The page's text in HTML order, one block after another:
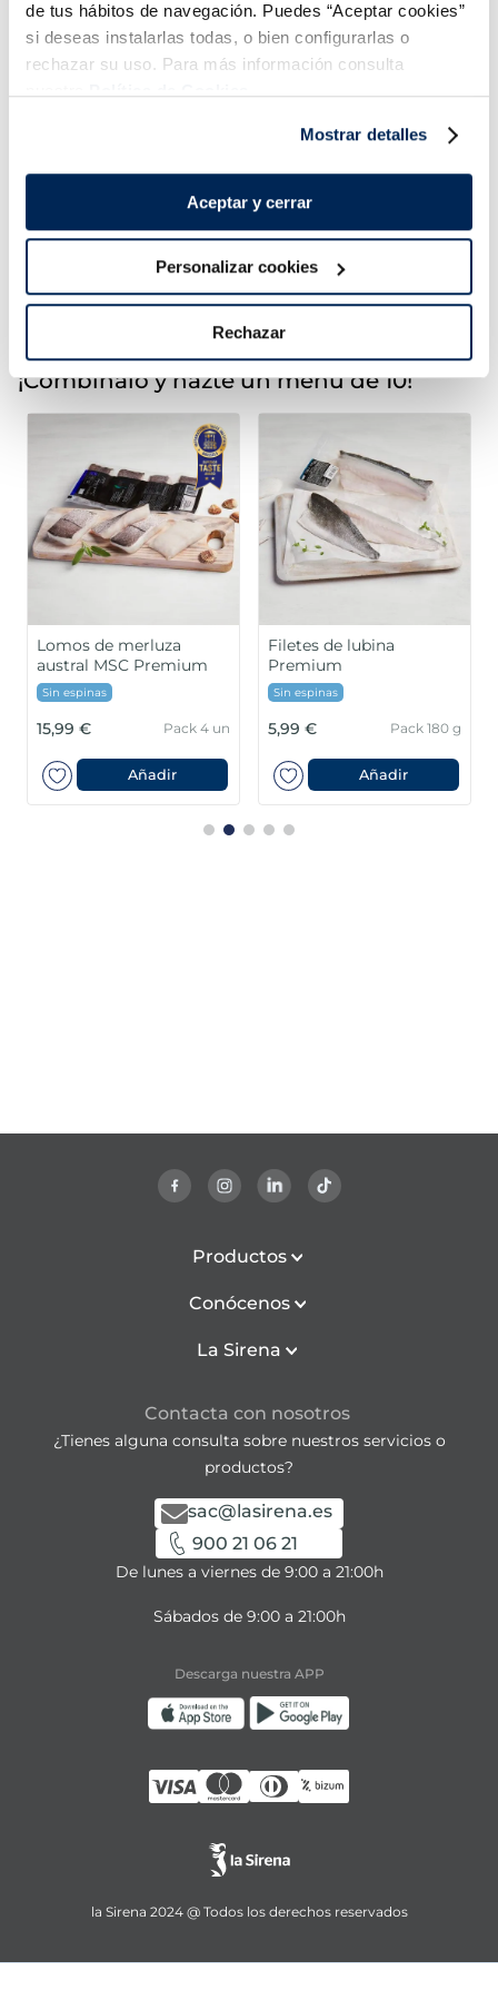
de tus hábitos de navegación. Puedes “Aceptar cookies”
si deseas instalarlas todas, o bien configurarlas o
rechazar su uso. Para más información consulta
Mostrar detalles
Aceptar y cerrar
Personalizar cookies
Rechazar
Añadir
4,99 €
COMBINABLE
Caja 5 u 525 ml
Añadir
¡Combínalo y hazte un menú de 10!
Lomos de merluza
austral MSC Premium
Sin espinas
15,99 € Pack 4 un
Añadir
Filetes de lubina
Premium
Sin espinas
5,99 € Pack 180 g
Añadir
Productos
Conócenos
La Sirena
Contacta con nosotros
¿Tienes alguna consulta sobre nuestros servicios o
productos?
sac@lasirena.es
900 21 06 21
De lunes a viernes de 9:00 a 21:00h
Sábados de 9:00 a 21:00h
Descarga nuestra APP
la Sirena 2024 @ Todos los derechos reservados